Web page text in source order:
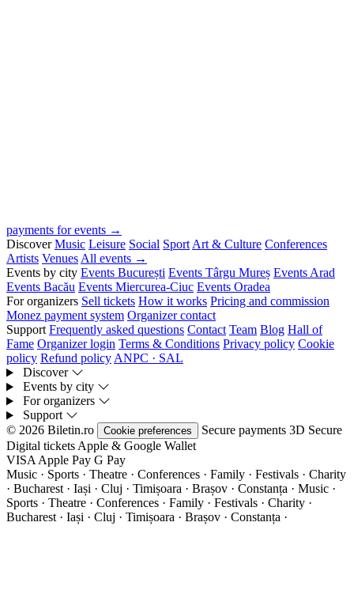
payments for events →
Discover Music Leisure Social SportArt & Culture Conferences
Artists VenuesAll events →
Events by city Events București Events Târgu Mureș Events Arad
Events Bacău Events Miercurea-Ciuc Events Oradea
For organizers Sell tickets How it works Pricing and commission
Monez payment system Organizer contact
Support Frequently asked questions Contact Team Blog Hall of
Fame Organizer login Terms & Conditions Privacy policy Cookie
policy Refund policyANPC · SAL
Discover
Events by city
For organizers
Support
© 2026 Biletin.ro
Cookie preferences Secure payments 3D Secure
Digital ticketsApple & Google Wallet
VISAApple Pay G Pay
Music · Sports · Theatre · Conferences · Family · Festivals · Charity
· Bucharest · Iași · Cluj · Timișoara · Brașov · Constanța · Music ·
Sports · Theatre · Conferences · Family · Festivals · Charity ·
Bucharest · Iași · Cluj · Timișoara · Brașov · Constanța ·